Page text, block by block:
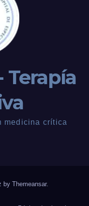
Terapía
medicina crítica
by Themeansar.